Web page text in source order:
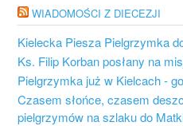
WIADOMOŚCI Z DIECEZJI
Kielecka Piesza Pielgrzymka
Ks. Filip Korban posłany na
Pielgrzymka już w Kielcach -
Czasem słońce, czasem
pielgrzymów na szlaku do